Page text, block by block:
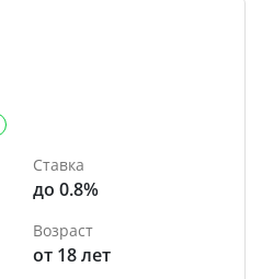
Ставка
до 0.8%
Возраст
от 18 лет